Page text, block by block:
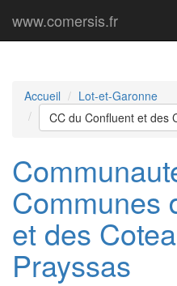
www.comersis.fr
Accueil
Lot-et-Garonne
CC du Confluent et des
Communes
et des
Prayssas